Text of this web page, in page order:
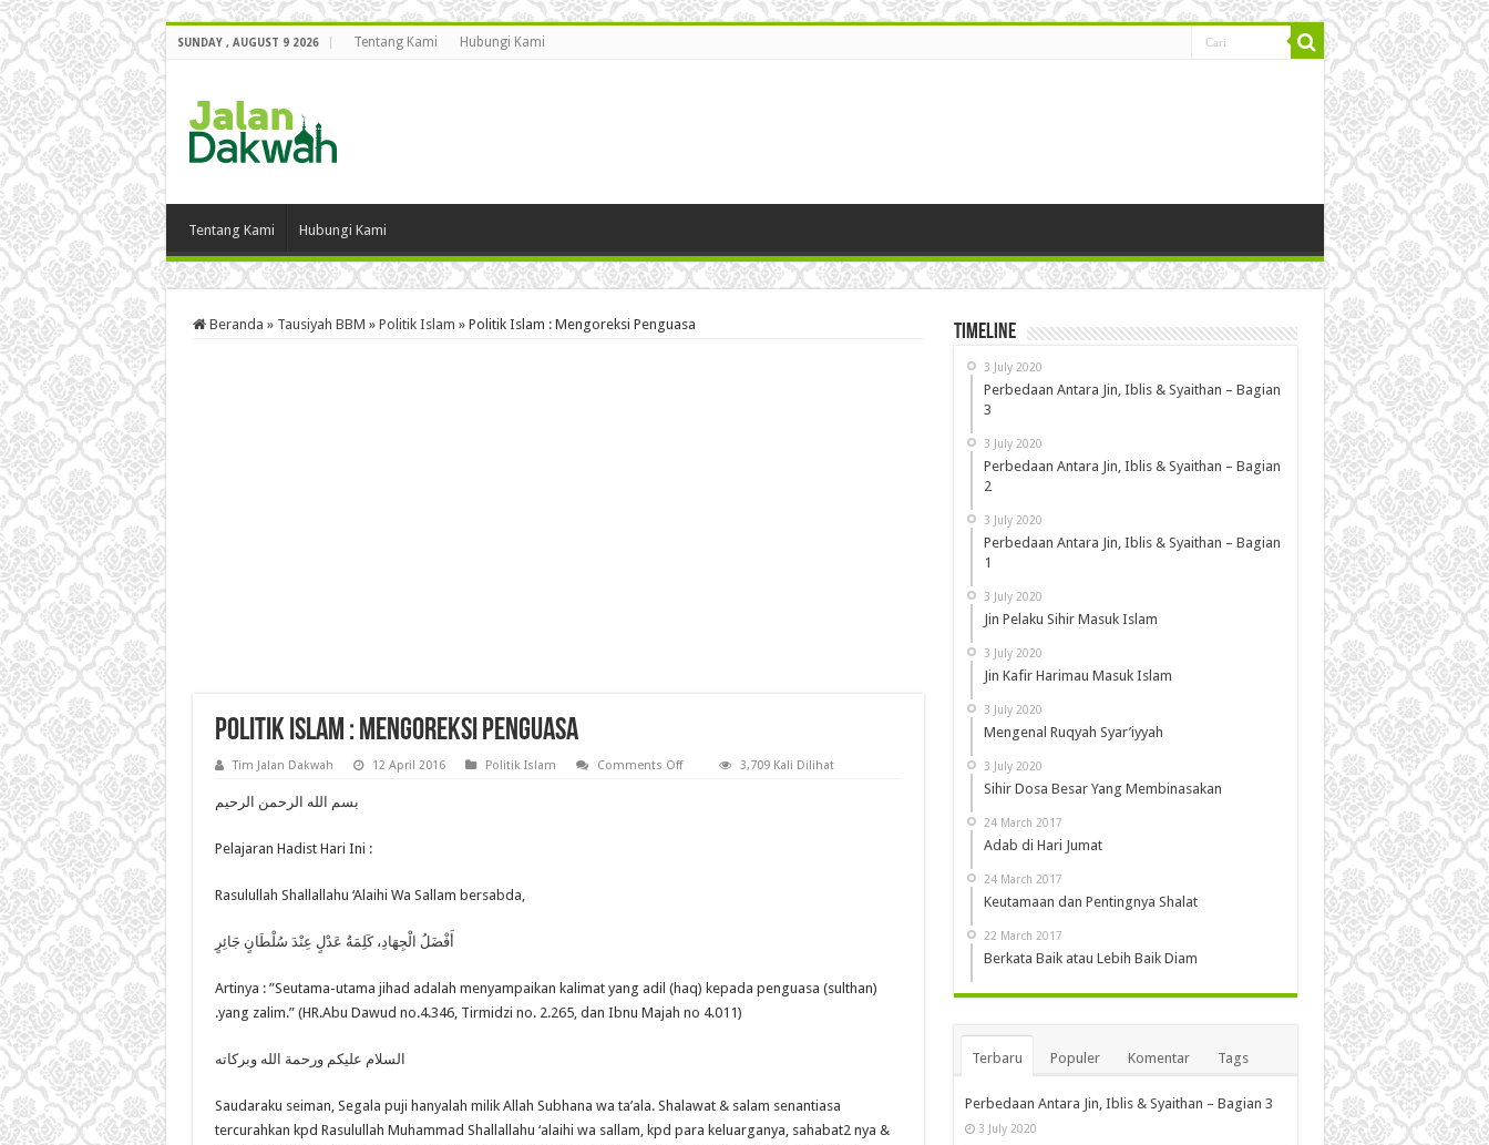
SUNDAY , AUGUST 9 2026 Tentang Kami Hubungi Kami
Tentang Kami Hubungi Kami
Beranda » Tausiyah BBM » Politik Islam » Politik Islam : Mengoreksi Penguasa
Politik Islam : Mengoreksi Penguasa
Tim Jalan Dakwah 12 April 2016 Politik Islam Comments Offon
3,709 Kali Dilihat
بسم الله الرحمن الرحيم
Pelajaran Hadist Hari Ini :
Rasulullah Shallallahu ‘Alaihi Wa Sallam bersabda,
أَفْضَلُ الْجِهَادِ، كَلِمَةُ عَدْلٍ عِنْدَ سُلْطَانٍ جَائِرٍ
Artinya : ”Seutama-utama jihad adalah menyampaikan kalimat yang adil (haq) kepada penguasa (sulthan)
yang zalim.” (HR.Abu Dawud no.4.346, Tirmidzi no. 2.265, dan Ibnu Majah no 4.011).
السلام عليكم ورحمة الله وبركاته
Saudaraku seiman, Segala puji hanyalah milik Allah Subhana wa ta’ala. Shalawat & salam senantiasa
tercurahkan kpd Rasulullah Muhammad Shallallahu ‘alaihi wa sallam, kpd para keluarganya, sahabat2 nya &
Timeline
3 July 2020
Perbedaan Antara Jin, Iblis & Syaithan – Bagian
3
3 July 2020
Perbedaan Antara Jin, Iblis & Syaithan – Bagian
2
3 July 2020
Perbedaan Antara Jin, Iblis & Syaithan – Bagian
1
3 July 2020
Jin Pelaku Sihir Masuk Islam
3 July 2020
Jin Kafir Harimau Masuk Islam
3 July 2020
Mengenal Ruqyah Syar’iyyah
3 July 2020
Sihir Dosa Besar Yang Membinasakan
24 March 2017
Adab di Hari Jumat
24 March 2017
Keutamaan dan Pentingnya Shalat
22 March 2017
Berkata Baik atau Lebih Baik Diam
Terbaru Populer Komentar Tags
Perbedaan Antara Jin, Iblis & Syaithan – Bagian 3
3 July 2020